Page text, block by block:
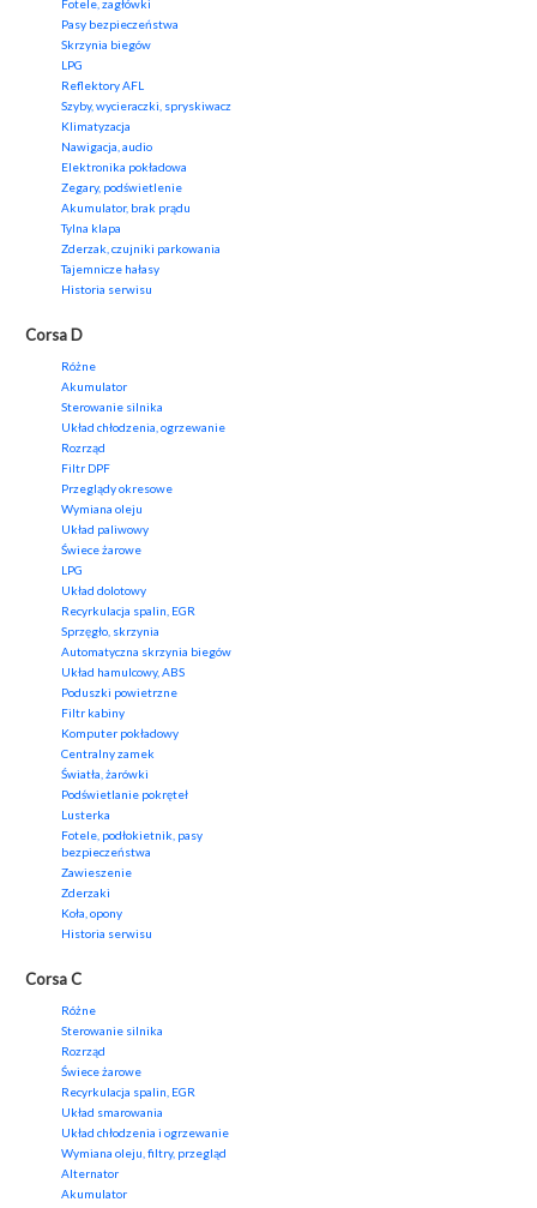
Fotele, zagłówki
Pasy bezpieczeństwa
Skrzynia biegów
LPG
Reflektory AFL
Szyby, wycieraczki, spryskiwacz
Klimatyzacja
Nawigacja, audio
Elektronika pokładowa
Zegary, podświetlenie
Akumulator, brak prądu
Tylna klapa
Zderzak, czujniki parkowania
Tajemnicze hałasy
Historia serwisu
Corsa D
Różne
Akumulator
Sterowanie silnika
Układ chłodzenia, ogrzewanie
Rozrząd
Filtr DPF
Przeglądy okresowe
Wymiana oleju
Układ paliwowy
Świece żarowe
LPG
Układ dolotowy
Recyrkulacja spalin, EGR
Sprzęgło, skrzynia
Automatyczna skrzynia biegów
Układ hamulcowy, ABS
Poduszki powietrzne
Filtr kabiny
Komputer pokładowy
Centralny zamek
Światła, żarówki
Podświetlanie pokręteł
Lusterka
Fotele, podłokietnik, pasy
bezpieczeństwa
Zawieszenie
Zderzaki
Koła, opony
Historia serwisu
Corsa C
Różne
Sterowanie silnika
Rozrząd
Świece żarowe
Recyrkulacja spalin, EGR
Układ smarowania
Układ chłodzenia i ogrzewanie
Wymiana oleju, filtry, przegląd
Alternator
Akumulator